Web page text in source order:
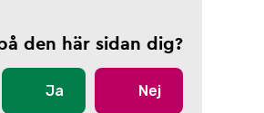
den här sidan dig?
Ja Nej